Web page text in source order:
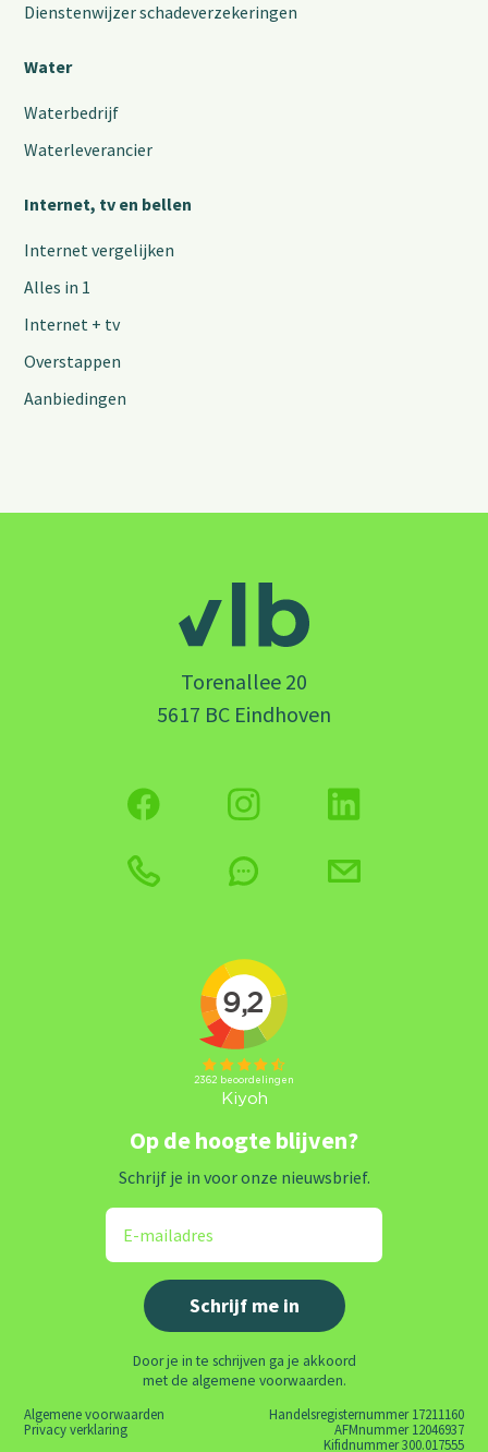
Dienstenwijzer schadeverzekeringen
Water
Waterbedrijf
Waterleverancier
Internet, tv en bellen
Internet vergelijken
Alles in 1
Internet + tv
Overstappen
Aanbiedingen
Torenallee 20
5617 BC Eindhoven
Op de hoogte blijven?
Schrijf je in voor onze nieuwsbrief.
Door je in te schrijven ga je akkoord
met de algemene voorwaarden.
Algemene voorwaarden
Privacy verklaring
Handelsregisternummer 17211160
AFMnummer 12046937
Kifidnummer 300.017555